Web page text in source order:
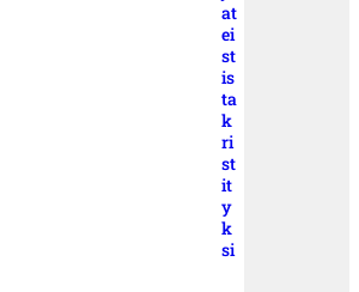
at
ei
st
is
ta
k
ri
st
it
y
k
si